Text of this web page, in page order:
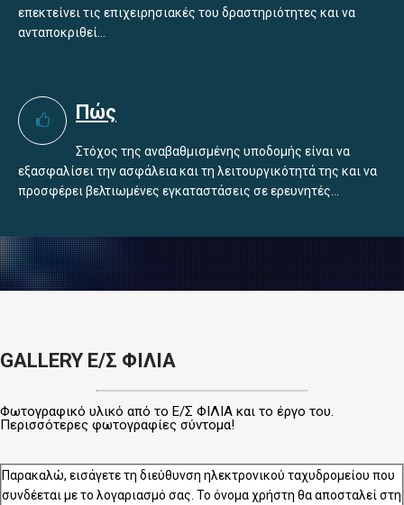
επεκτείνει τις επιχειρησιακές του δραστηριότητες και να
ανταποκριθεί...
Πώς
Στόχος της αναβαθμισμένης υποδομής είναι να
εξασφαλίσει την ασφάλεια και τη λειτουργικότητά της και να
προσφέρει βελτιωμένες εγκαταστάσεις σε ερευνητές...
GALLERY Ε/Σ ΦΙΛΙΑ
Φωτογραφικό υλικό από το Ε/Σ ΦΙΛΙΑ και το έργο του.
Περισσότερες φωτογραφίες σύντομα!
Παρακαλώ, εισάγετε τη διεύθυνση ηλεκτρονικού ταχυδρομείου που
συνδέεται με το λογαριασμό σας. Το όνομα χρήστη θα αποσταλεί στη